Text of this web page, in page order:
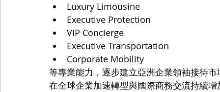
Luxury Limousine
Executive Protection
VIP Concierge
Executive Transportation
Corporate Mobility
等專業能力，逐步建立亞洲企業領袖接待
在全球企業加速轉型與國際商務交流持續